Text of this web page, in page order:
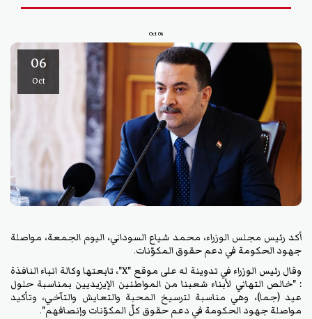
06
Oct
06
Oct
أكد رئيس مجلس الوزراء، محمد شياع السوداني، اليوم الجمعة، مواصلة
جهود الحكومة في دعم حقوق المكوّنات.
وقال رئيس الوزراء في تدوينة له على موقع "X"، تابعتها وكالة انباء النافذة
: "خالص التهاني لأبناء شعبنا من المواطنين الإيزيديين بمناسبة حلول
عيد (جما)، وهي مناسبة لترسيخ المحبة والتعايش والتآخي، وتأكيد
مواصلة جهود الحكومة في دعم حقوق كلّ المكوّنات وإنصافهم".